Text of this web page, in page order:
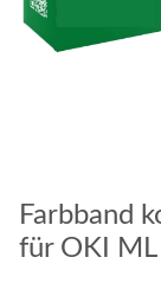
Farbband
für OKI